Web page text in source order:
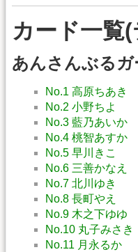
カード一覧
あんさんぶるガ
No.1 高原ちあき
No.2 小野ちよ
No.3 藍乃あいか
No.4 桃智あすか
No.5 早川きこ
No.6 三善かなえ
No.7 北川ゆき
No.8 長町やえ
No.9 木之下ゆゆ
No.10 丸子みさき
No.11 月永るか